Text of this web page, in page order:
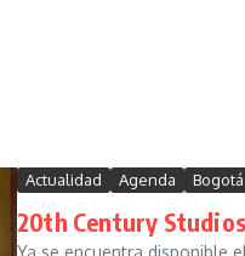
Actualidad Agenda Bogotá
20th Century
Ya se encuentra disponible